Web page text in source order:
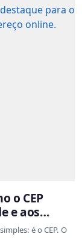
o CEP
e aos
é o CEP. O